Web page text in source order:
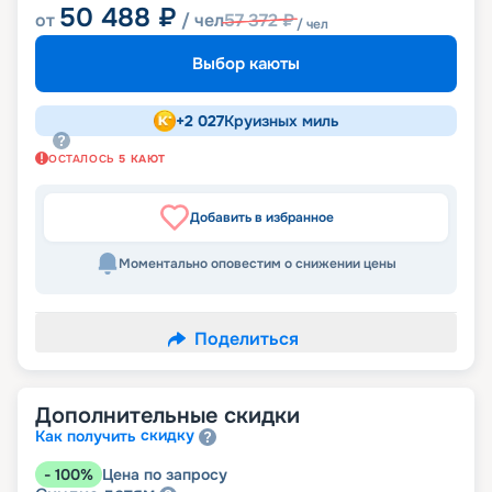
от 50 488 ₽ / чел57 372₽/ чел
Выбор каюты
+2 027Круизных миль
ОСТАЛОСЬ 5 КАЮТ
Добавить в избранное
Моментально оповестим о снижении цены
Поделиться
Дополнительные скидки
Как получить скидку
- 100% Цена по запросу